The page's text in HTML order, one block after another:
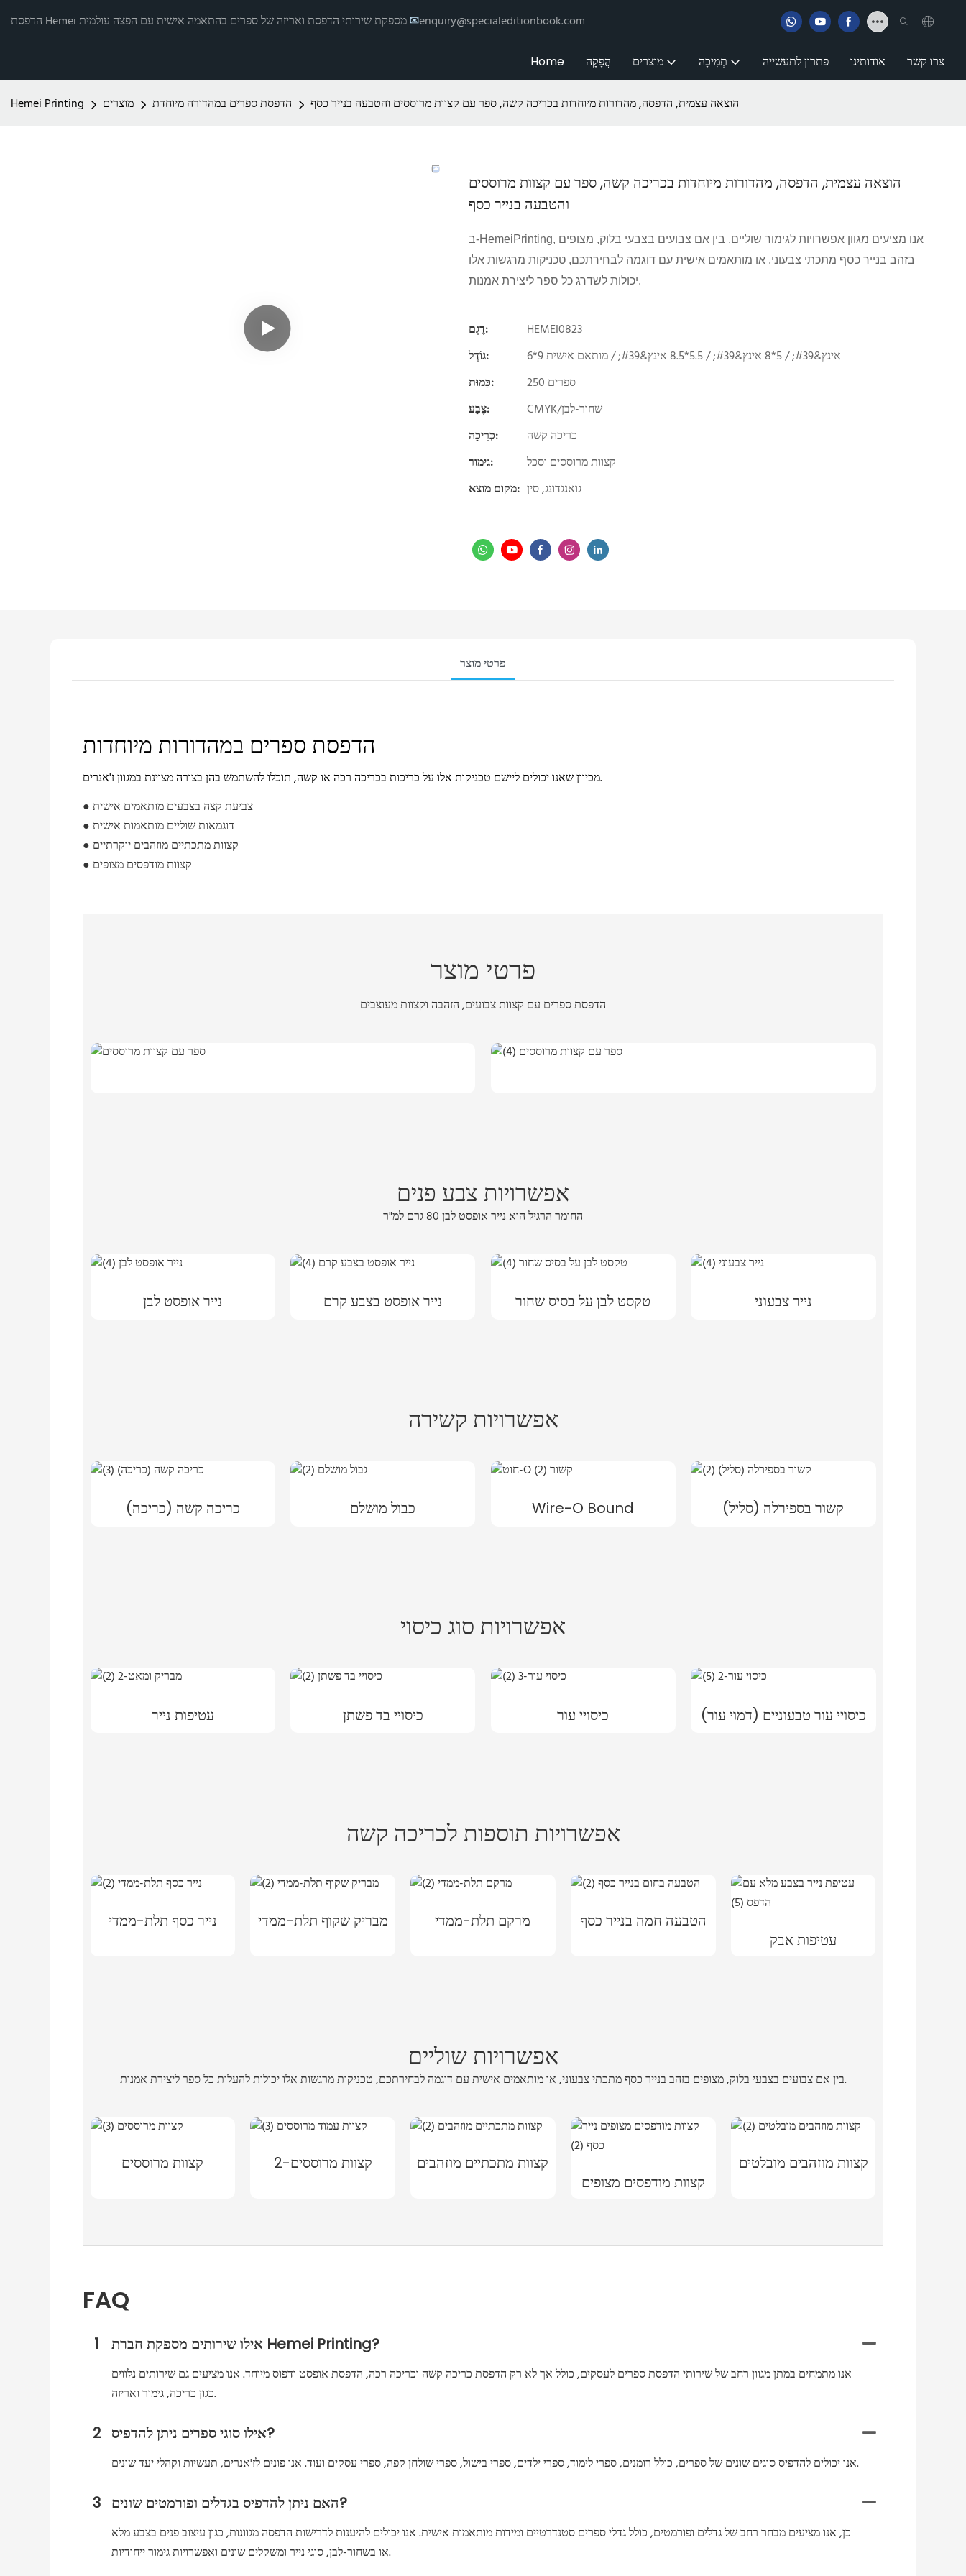
הדפסת Hemei מספקת שירותי הדפסת ואריזה של ספרים בהתאמה אישית עם הפצה עולמית✉enquiry@specialeditionbook.com
Home הֲפָקָה מוצרים תְמִיכָה פתרון לתעשייה אודותינו צרו קשר
Hemei Printing מוצרים הדפסת ספרים במהדורה מיוחדת הוצאה עצמית, הדפסה, מהדורות מיוחדות בכריכה קשה, ספר עם קצוות מרוססים והטבעה בנייר כסף
הוצאה עצמית, הדפסה, מהדורות מיוחדות בכריכה קשה, ספר עם קצוות מרוססים
והטבעה בנייר כסף
ב-HemeiPrinting, אנו מציעים מגוון אפשרויות לגימור שוליים. בין אם צבועים בצבעי בלוק, מצופים
בזהב בנייר כסף מתכתי צבעוני, או מותאמים אישית עם דוגמה לבחירתכם, טכניקות מרגשות אלו
יכולות לשדרג כל ספר ליצירת אמנות.
דֶגֶם:
HEMEI0823
גוֹדֶל:
6*9 אינץ&#39; / 5*8 אינץ&#39; / 5.5*8.5 אינץ&#39; / מותאם אישית
כַּמוּת:
250 ספרים
צֶבַע:
CMYK/שחור-לבן
כְּרִיכָה:
כריכה קשה
גימור:
קצוות מרוססים וסכל
מקום מוצא: גואנגדונג, סין
פרטי מוצר
הדפסת ספרים במהדורות מיוחדות
מכיוון שאנו יכולים ליישם טכניקות אלו על כריכות בכריכה רכה או קשה, תוכלו להשתמש בהן בצורה מצוינת במגוון ז'אנרים.
● צביעת קצה בצבעים מותאמים אישית
● דוגמאות שוליים מותאמות אישית
● קצוות מתכתיים מוזהבים יוקרתיים
● קצוות מודפסים מצופים
פרטי מוצר
הדפסת ספרים עם קצוות צבועים, הזהבה וקצוות מעוצבים
אפשרויות צבע פנים
החומר הרגיל הוא נייר אופסט לבן 80 גרם למ"ר
נייר אופסט לבן נייר אופסט בצבע קרם טקסט לבן על בסיס שחור נייר צבעוני
אפשרויות קשירה
כריכה קשה (כריכה) כבול מושלם Wire-O Bound קשור בספירלה (סליל)
אפשרויות סוג כיסוי
עטיפות נייר כיסויי בד פשתן כיסויי עור כיסויי עור טבעוניים (דמוי עור)
אפשרויות תוספות לכריכה קשה
נייר כסף תלת-ממדי מבריק שקוף תלת-ממדי מרקם תלת-ממדי
הטבעה חמה בנייר כסף
עטיפות אבק
אפשרויות שוליים
בין אם צבועים בצבעי בלוק, מצופים בזהב בנייר כסף מתכתי צבעוני, או מותאמים אישית עם דוגמה לבחירתכם, טכניקות מרגשות אלו יכולות להעלות כל ספר ליצירת אמנות.
קצוות מרוססים קצוות מרוססים-2
קצוות מתכתיים מוזהבים
קצוות מודפסים מצופים
קצוות מוזהבים מובלטים
FAQ
1 אילו שירותים מספקת חברת Hemei Printing?
אנו מתמחים במתן מגוון רחב של שירותי הדפסת ספרים לעסקים, כולל אך לא רק הדפסת כריכה קשה וכריכה רכה, הדפסת אופסט ודפוס מיוחד. אנו מציעים גם שירותים נלווים
כגון כריכה, גימור ואריזה.
2 אילו סוגי ספרים ניתן להדפיס?
אנו יכולים להדפיס סוגים שונים של ספרים, כולל רומנים, ספרי לימוד, ספרי ילדים, ספרי בישול, ספרי שולחן קפה, ספרי עסקים ועוד. אנו פונים לז'אנרים, תעשיות וקהלי יעד שונים.
3 האם ניתן להדפיס בגדלים ופורמטים שונים?
כן, אנו מציעים מבחר רחב של גדלים ופורמטים, כולל גדלי ספרים סטנדרטיים ומידות מותאמות אישית. אנו יכולים להיענות לדרישות הדפסה מגוונות, כגון עיצוב פנים בצבע מלא
או בשחור-לבן, סוגי נייר ומשקלים שונים ואפשרויות גימור ייחודיות.